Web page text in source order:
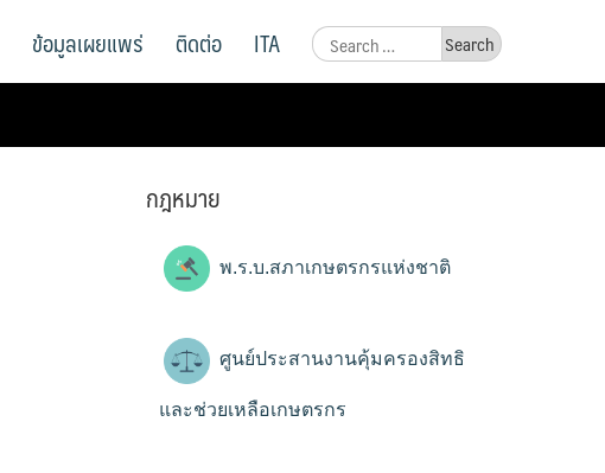
Search
for:
ข้อมูลเผยแพร่ ติดต่อ ITA
กฎหมาย
พ.ร.บ.สภาเกษตรกรแห่งชาติ
ศูนย์ประสานงานคุ้มครองสิทธิ
และช่วยเหลือเกษตรกร